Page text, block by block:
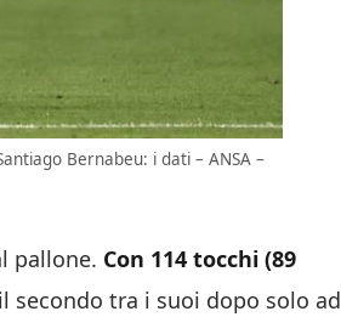
Bernabeu: i dati – ANSA –
pallone. Con 114 tocchi (89
secondo tra i suoi dopo solo ad